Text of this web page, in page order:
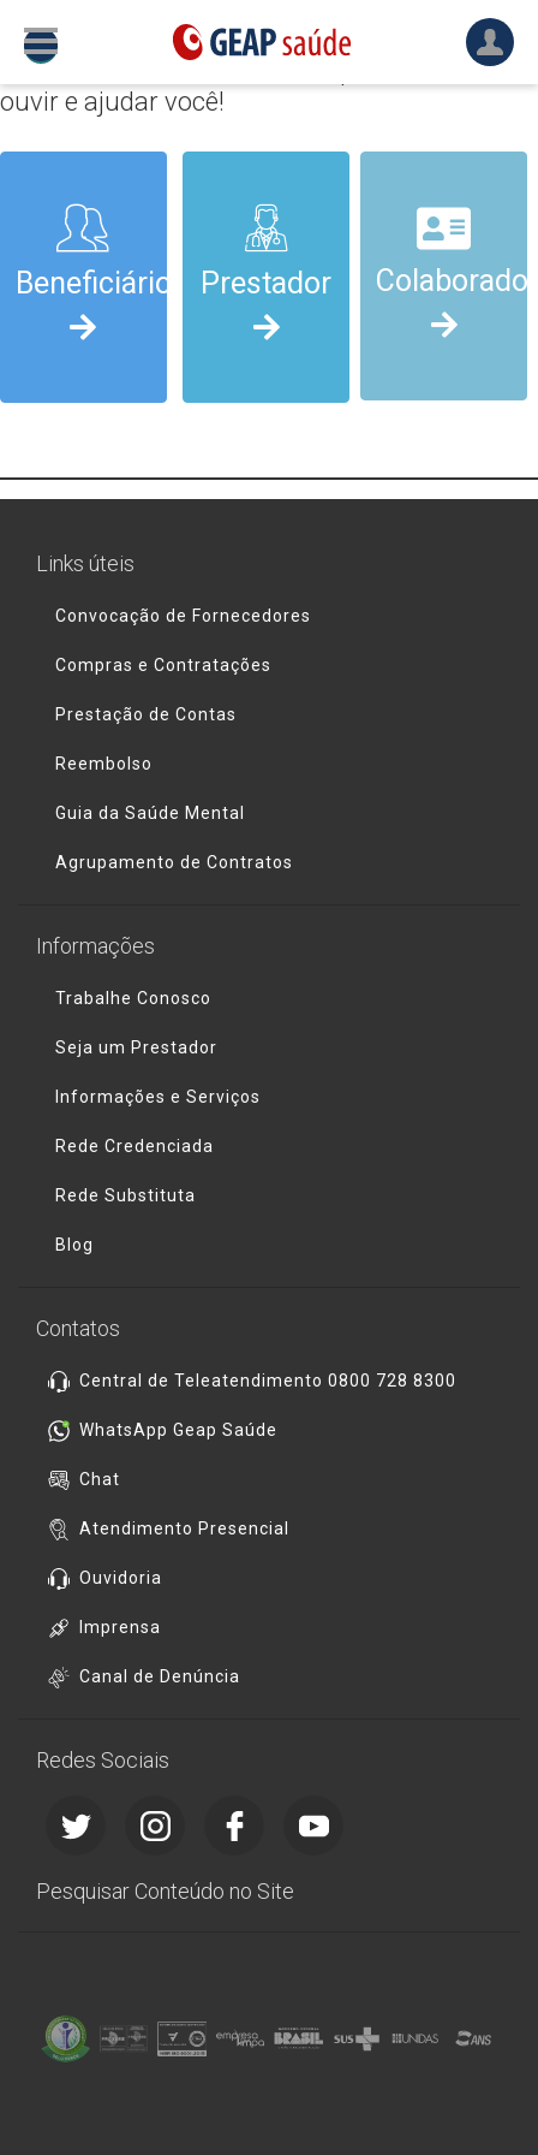
Selecione umadas opções!
Um canal de denúncia criado para acolher,
ouvir e ajudar você!
Beneficiário Prestador
Links úteis
Convocação de Fornecedores
Compras e Contratações
Prestação de Contas
Reembolso
Guia da Saúde Mental
Agrupamento de Contratos
Informações
Trabalhe Conosco
Seja um Prestador
Informações e Serviços
Rede Credenciada
Rede Substituta
Blog
Contatos
Central de Teleatendimento 0800 728 8300
WhatsApp Geap Saúde
Chat
Atendimento Presencial
Ouvidoria
Imprensa
Canal de Denúncia
Redes Sociais
Pesquisar Conteúdo no Site